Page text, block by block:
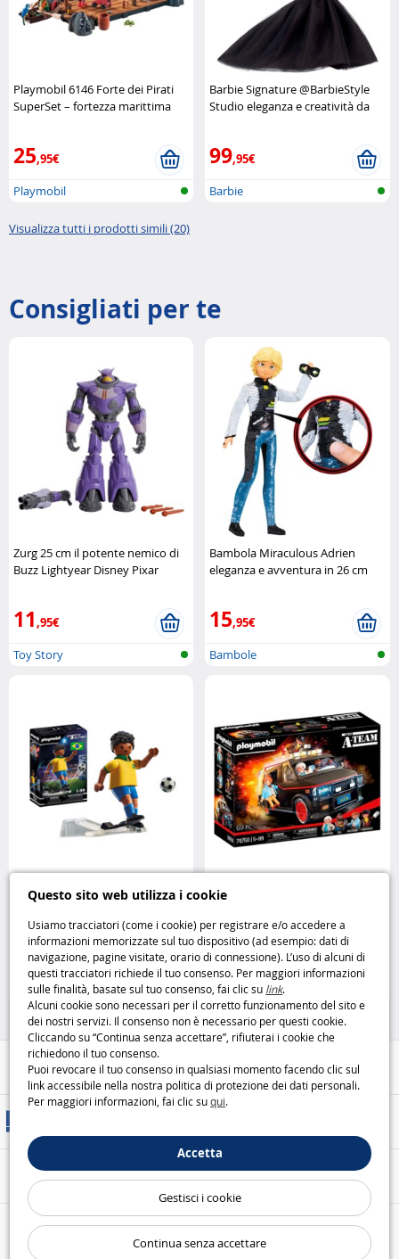
Questo sito web utilizza i cookie
Usiamo tracciatori (come i cookie) per registrare e/o accedere a
informazioni memorizzate sul tuo dispositivo (ad esempio: dati di
navigazione, pagine visitate, orario di connessione). L’uso di alcuni di
questi tracciatori richiede il tuo consenso. Per maggiori informazioni
sulle finalità, basate sul tuo consenso, fai clic su link.
Alcuni cookie sono necessari per il corretto funzionamento del sito e
dei nostri servizi. Il consenso non è necessario per questi cookie.
Cliccando su “Continua senza accettare”, rifiuterai i cookie che
richiedono il tuo consenso.
Puoi revocare il tuo consenso in qualsiasi momento facendo clic sul
link accessibile nella nostra politica di protezione dei dati personali.
Per maggiori informazioni, fai clic suqui.
Accetta
Gestisci i cookie
Continua senza accettare
Playmobil 6146 Forte dei Pirati
SuperSet – fortezza marittima
25,95€
Playmobil
Barbie Signature @BarbieStyle
Studio eleganza e creatività da
99,95€
Barbie
Visualizza tutti i prodotti simili (20)
Consigliati per te
Zurg 25 cm il potente nemico di
Buzz Lightyear Disney Pixar
11,95€
Toy Story
Bambola Miraculous Adrien
eleganza e avventura in 26 cm
15,95€
Bambole
Sports & Action : Joueur de
football – Brésilien Playmobil
,99€
Playmobil
Playmobil Furgone dell’A-Team
ruote Playmobil
37,95€
Playmobil
Aiuto / Contatti
Pagamento sicuro
Le nostre garanzie